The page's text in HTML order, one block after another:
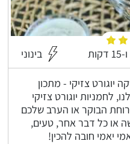
בינוני
יוגורט צזיקי - מתכון
לחמניות יוגורט צזיקי
הבוקר או הערב שלכם
או כל דבר אחר, טעים,
יאמי חובה להכין!